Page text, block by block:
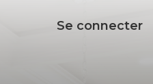
Se connecter